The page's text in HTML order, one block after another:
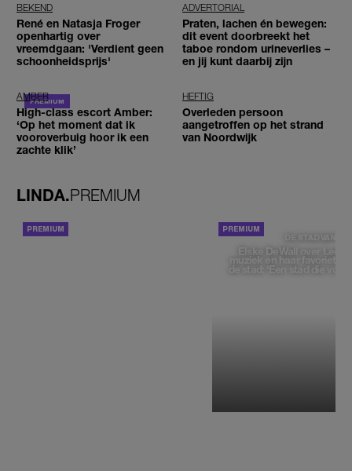
BEKEND
René en Natasja Froger
openhartig over
vreemdgaan: 'Verdient geen
schoonheidsprijs'
ADVERTORIAL
Praten, lachen én bewegen:
dit event doorbreekt het
taboe rondom urineverlies –
en jij kunt daarbij zijn
AMBER
High-class escort Amber:
‘Op het moment dat ik
vooroverbuig hoor ik een
zachte klik’
HEFTIG
Overleden persoon
aangetroffen op het strand
van Noordwijk
LINDA.PREMIUM
DE STAD VAN
Elske DeWall over
muziek en haar favoriete
de stad: 'Een stad die